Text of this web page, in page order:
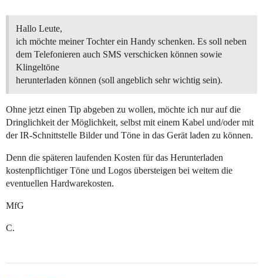
Hallo Leute,
ich möchte meiner Tochter ein Handy schenken. Es soll neben
dem Telefonieren auch SMS verschicken können sowie
Klingeltöne
herunterladen können (soll angeblich sehr wichtig sein).
Ohne jetzt einen Tip abgeben zu wollen, möchte ich nur auf die
Dringlichkeit der Möglichkeit, selbst mit einem Kabel und/oder mit
der IR-Schnittstelle Bilder und Töne in das Gerät laden zu können.
Denn die späteren laufenden Kosten für das Herunterladen
kostenpflichtiger Töne und Logos übersteigen bei weitem die
eventuellen Hardwarekosten.
MfG
C.